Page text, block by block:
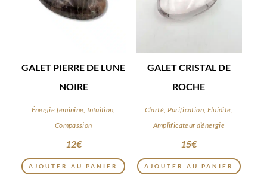
GALET PIERRE DE LUNE
NOIRE
Énergie féminine, Intuition,
Compassion
12€
AJOUTER AU PANIER
GALET CRISTAL DE
ROCHE
Clarté, Purification, Fluidité,
Amplificateur d’énergie
15€
AJOUTER AU PANIER